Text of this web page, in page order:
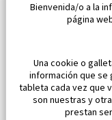
Dormitorios:1
143 000 €
Bienvenida/o a la
página
Una cookie o
información que se
tableta cada vez que
son nuestras y
prestan